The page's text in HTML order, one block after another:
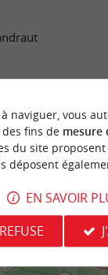
naviguer, vous
fins de mesure
du site proposent
déposent
EN SAVOIR